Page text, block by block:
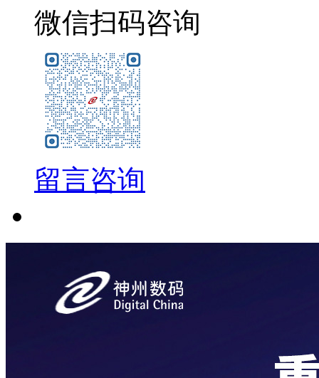
微信扫码咨询
留言咨询